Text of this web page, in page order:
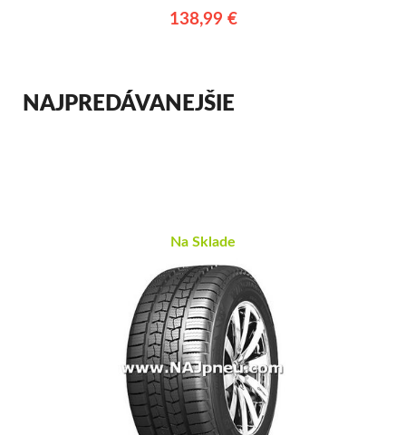
138,99 €
NAJPREDÁVANEJŠIE
Na Sklade